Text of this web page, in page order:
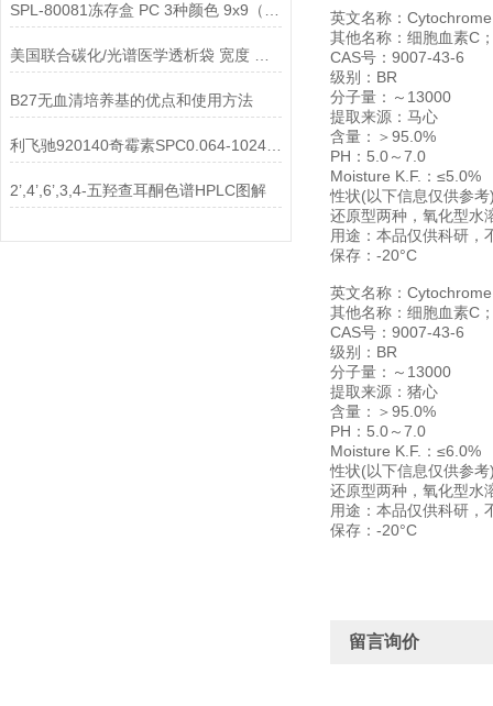
B27无血清培养基的优点和使用方法
利飞驰920140奇霉素SPC0.064-1024壮观霉素大观霉素说明
2’,4’,6’,3,4-五羟查耳酮色谱HPLC图解
英文名称：
其他名称：细胞血素C
CAS号：9007-43-6
级别：BR
分子量：～13000
提取来源：马心
含量：＞95.0%
PH：5.0～7.0
Moisture K.F.：≤5.0%
性状(以下信息仅供参
还原型两种，氧化型水
用途：本品仅供科研，
保存：-20°C
英文名称：
其他名称：细胞血素C
CAS号：9007-43-6
级别：BR
分子量：～13000
提取来源：猪心
含量：＞95.0%
PH：5.0～7.0
Moisture K.F.：≤6.0%
性状(以下信息仅供参
还原型两种，氧化型水
用途：本品仅供科研，
保存：-20°C
留言询价